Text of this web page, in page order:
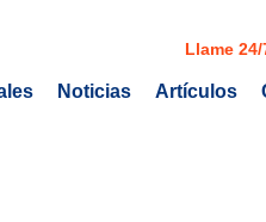
Llame 24/
Noticias Artículos